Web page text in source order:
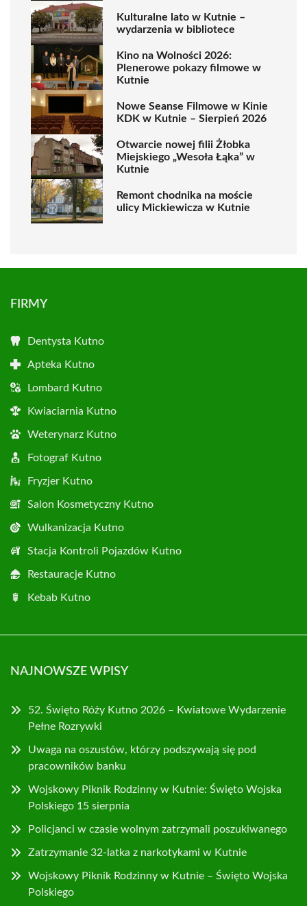
Kulturalne lato w Kutnie –
wydarzenia w bibliotece
Kino na Wolności 2026:
Plenerowe pokazy filmowe w
Kutnie
Nowe Seanse Filmowe w Kinie
KDK w Kutnie – Sierpień 2026
Otwarcie nowej filii Żłobka
Miejskiego „Wesoła Łąka” w
Kutnie
Remont chodnika na moście
ulicy Mickiewicza w Kutnie
FIRMY
Dentysta Kutno
Apteka Kutno
Lombard Kutno
Kwiaciarnia Kutno
Weterynarz Kutno
Fotograf Kutno
Fryzjer Kutno
Salon Kosmetyczny Kutno
Wulkanizacja Kutno
Stacja Kontroli Pojazdów Kutno
Restauracje Kutno
Kebab Kutno
NAJNOWSZE WPISY
52. Święto Róży Kutno 2026 – Kwiatowe Wydarzenie
Pełne Rozrywki
Uwaga na oszustów, którzy podszywają się pod
pracowników banku
Wojskowy Piknik Rodzinny w Kutnie: Święto Wojska
Polskiego 15 sierpnia
Policjanci w czasie wolnym zatrzymali poszukiwanego
Zatrzymanie 32-latka z narkotykami w Kutnie
Wojskowy Piknik Rodzinny w Kutnie – Święto Wojska
Polskiego